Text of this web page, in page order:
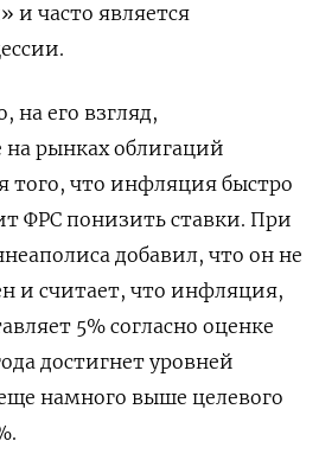
и часто является
на его взгляд,
рынках облигаций
того, что инфляция быстро
ФРС понизить ставки. При
добавил, что он не
и считает, что инфляция,
5% согласно оценке
достигнет уровней
намного выше целевого